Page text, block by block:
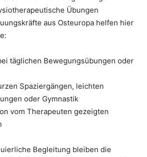
Übungen
aus Osteuropa helfen hier
täglichen Bewegungsübungen oder
Spaziergängen, leichten
oder Gymnastik
vom Therapeuten gezeigten
Begleitung bleiben die